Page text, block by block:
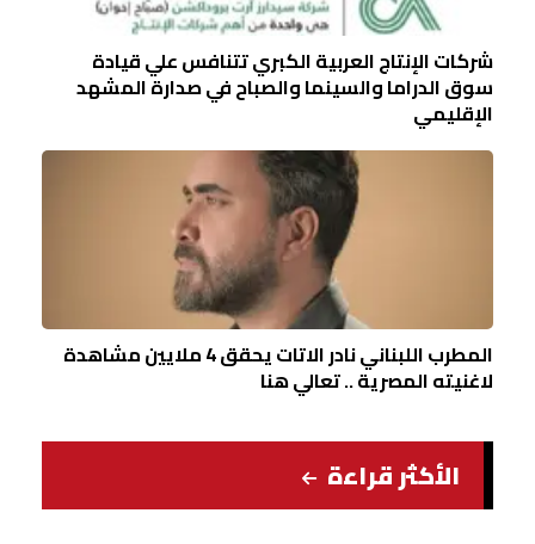
شركات الإنتاج العربية الكبري تتنافس علي قيادة
سوق الدراما والسينما والصباح في صدارة المشهد
الإقليمي
المطرب اللبناني نادر الاتات يحقق 4 ملايين مشاهدة
لاغنيته المصرية .. تعالي هنا
الأكثر قراءة